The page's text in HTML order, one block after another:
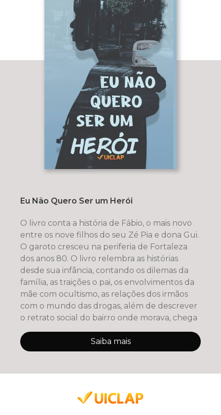
Eu Não Quero Ser um Herói
O livro conta a história de Fábio, o mais novo
entre os nove filhos do seu Zé Pia e dona Gui.
O garoto cresceu na periferia de Fortaleza
dos anos 80. O livro relembra as histórias
desde sua infância, contando os dilemas da
família, as traições o pai, os envolvimentos da
mãe com ocultismo, as relações dos irmãos
com o mundo das drogas, além de descrever
o retrato social do bairro onde morava, chega
Saiba mais